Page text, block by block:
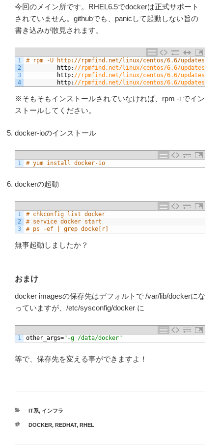
今回のメイン所です。RHEL6.5でdockerは正式サポート
されていません。githubでも、panicして起動しない旨の
書き込みが散見されます。
1
2
3
4
# rpm -U http://rpmfind.net/linux/centos/6.6/updates/
http: //rpmfind.net/linux/centos/6.6/updates/
http: //rpmfind.net/linux/centos/6.6/updates/
http: //rpmfind.net/linux/centos/6.6/updates/
※そもそもインストールされていなければ、rpm -i でイン
ストールしてください。
docker-ioのインストール
1 # yum install docker-io
dockerの起動
1
2
3
# chkconfig list docker
# service docker start
# ps -ef | grep docke[r]
無事起動しましたか？
おまけ
docker imagesの保存先はデフォルトで /var/lib/dockerにな
っていますが、/etc/sysconfig/docker に
1 other_args="-g /data/docker"
等で、保存先を変える事ができますよ！
カ
ゴ
IT系, インフラ
タ
DOCKER, REDHAT, RHEL